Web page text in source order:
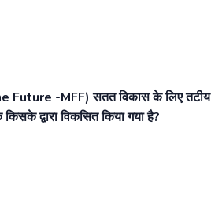
Future -MFF)सततविकासकेलिएतटीय
किसकेद्वाराविकसितकियागयाहै?